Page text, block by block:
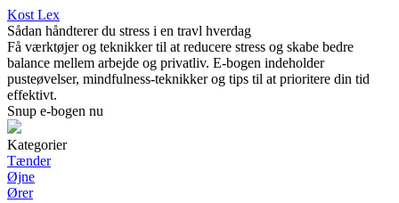
Kost Lex
Sådan håndterer du stress i en travl hverdag
Få værktøjer og teknikker til at reducere stress og skabe bedre
balance mellem arbejde og privatliv. E-bogen indeholder
pusteøvelser, mindfulness-teknikker og tips til at prioritere din tid
effektivt.
Snup e-bogen nu
Kategorier
Tænder
Øjne
Ører